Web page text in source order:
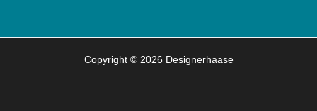
Copyright © 2026 Designerhaase